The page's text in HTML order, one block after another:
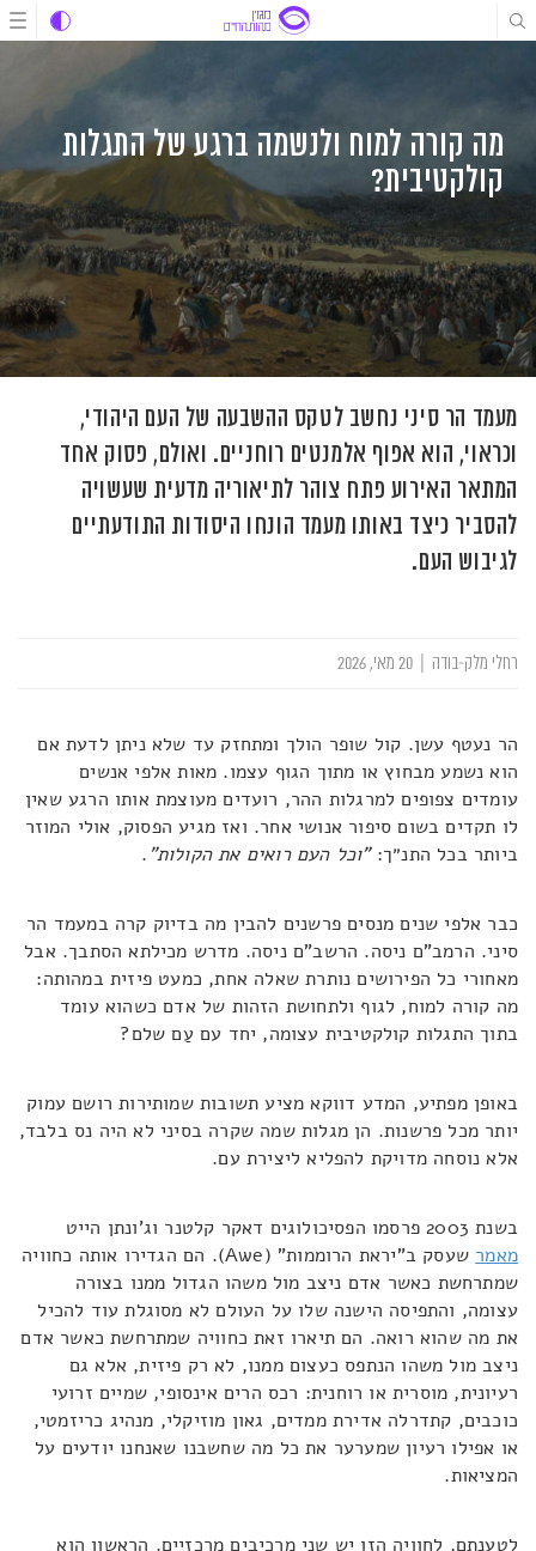
דלג
לתוכן
דלג
דלג
מה קורה למוח ולנשמה ברגע של התגלות
קולקטיבית?
מעמד הר סיני נחשב לטקס ההשבעה של העם היהודי,
וכראוי, הוא אפוף אלמנטים רוחניים. ואולם, פסוק אחד
המתאר האירוע פתח צוהר לתיאוריה מדעית שעשויה
להסביר כיצד באותו מעמד הונחו היסודות התודעתיים
לגיבוש העם.
רחלי מלק-בודה
הר נעטף עשן. קול שופר הולך ומתחזק עד שלא ניתן לדעת אם
הוא נשמע מבחוץ או מתוך הגוף עצמו. מאות אלפי אנשים
עומדים צפופים למרגלות ההר, רועדים מעוצמת אותו הרגע שאין
לו תקדים בשום סיפור אנושי אחר. ואז מגיע הפסוק, אולי המוזר
ביותר בכל התנ״ך:"וכל העם רואים את הקולות".
כבר אלפי שנים מנסים פרשנים להבין מה בדיוק קרה במעמד הר
סיני. הרמב"ם ניסה. הרשב"ם ניסה. מדרש מכילתא הסתבך. אבל
מאחורי כל הפירושים נותרת שאלה אחת, כמעט פיזית במהותה:
מה קורה למוח, לגוף ולתחושת הזהות של אדם כשהוא עומד
בתוך התגלות קולקטיבית עצומה, יחד עם עַם שלם?
באופן מפתיע, המדע דווקא מציע תשובות שמותירות רושם עמוק
יותר מכל פרשנות. הן מגלות שמה שקרה בסיני לא היה נס בלבד,
אלא נוסחה מדויקת להפליא ליצירת עם.
בשנת 2003 פרסמו הפסיכולוגים דאקר קלטנר וג'ונתן הייט
מאמר
שעסק ב"יראת הרוממות" (Awe). הם הגדירו אותה כחוויה
שמתרחשת כאשר אדם ניצב מול משהו הגדול ממנו בצורה
עצומה, והתפיסה הישנה שלו על העולם לא מסוגלת עוד להכיל
את מה שהוא רואה. הם תיארו זאת כחוויה שמתרחשת כאשר אדם
ניצב מול משהו הנתפס כעצום ממנו, לא רק פיזית, אלא גם
רעיונית, מוסרית או רוחנית: רכס הרים אינסופי, שמיים זרועי
כוכבים, קתדרלה אדירת ממדים, גאון מוזיקלי, מנהיג כריזמטי,
או אפילו רעיון שמערער את כל מה שחשבנו שאנחנו יודעים על
המציאות.
לטענתם, לחוויה הזו יש שני מרכיבים מרכזיים. הראשון הוא